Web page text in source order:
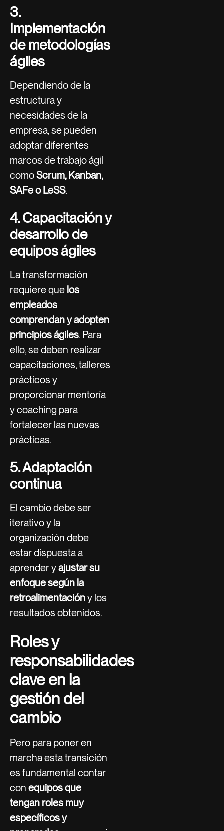
3.
Implementación
de metodologías
ágiles
Dependiendo de la
estructura y
necesidades de la
empresa, se pueden
adoptar diferentes
marcos de trabajo ágil
comoScrum, Kanban,
SAFe o LeSS.
4. Capacitación y
desarrollo de
equipos ágiles
La transformación
requiere que los
empleados
comprendan y adopten
principios ágiles. Para
ello, se deben realizar
capacitaciones, talleres
prácticos y
proporcionar mentoría
y coaching para
fortalecer las nuevas
prácticas.
5. Adaptación
continua
El cambio debe ser
iterativo y la
organización debe
estar dispuesta a
aprender yajustar su
enfoque según la
retroalimentacióny los
resultados obtenidos.
Roles y
responsabilidades
clave en la
gestión del
cambio
Pero para poner en
marcha esta transición
es fundamental contar
con equipos que
tengan roles muy
específicos y